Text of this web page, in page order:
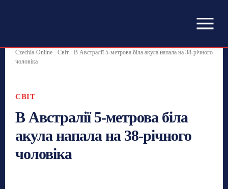
Czechia-Online Світ
В Австралії 5-метрова біла акула напала на 38-річного
чоловіка
СВІТ
В Австралії 5-метрова біла
акула напала на 38-річного
чоловіка